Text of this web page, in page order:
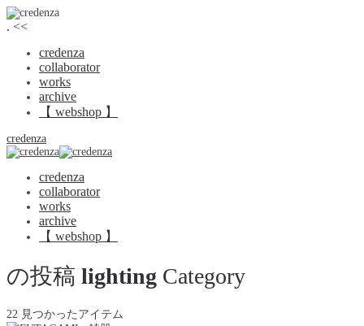
. <<
credenza
collaborator
works
archive
【 webshop 】
credenza
credenza
collaborator
works
archive
【 webshop 】
の投稿 lighting Category
22 見つかったアイテム